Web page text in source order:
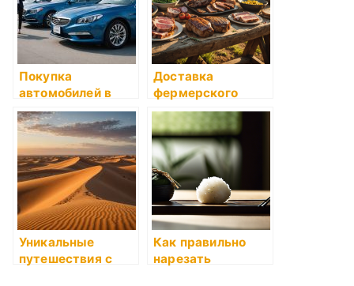
Покупка
автомобилей в
Корее:
возможности и
преимущества
Доставка
фермерского
мяса в Нижнем
Новгороде: вкус и
качество от
лучших
производителей
Уникальные
путешествия с
Как правильно
нарезать